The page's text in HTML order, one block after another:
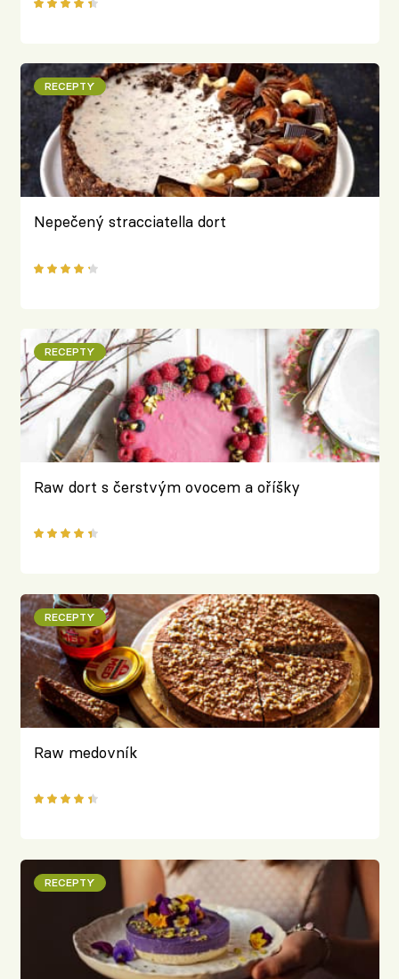
RECEPTY
Nepečený stracciatella dort
RECEPTY
Raw dort s čerstvým ovocem a oříšky
RECEPTY
Raw medovník
RECEPTY